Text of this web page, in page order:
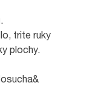
trite ruky
plochy.